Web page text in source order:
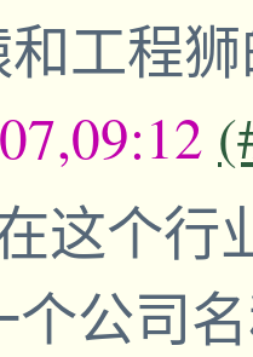
工程
这个行
公司